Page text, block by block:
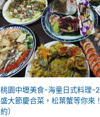
桃園中壢美食-海童日式料理-
盛大節慶合菜，松葉蟹等你來
約）